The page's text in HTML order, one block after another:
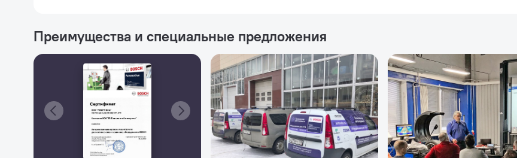
Преимущества и специальные предложения